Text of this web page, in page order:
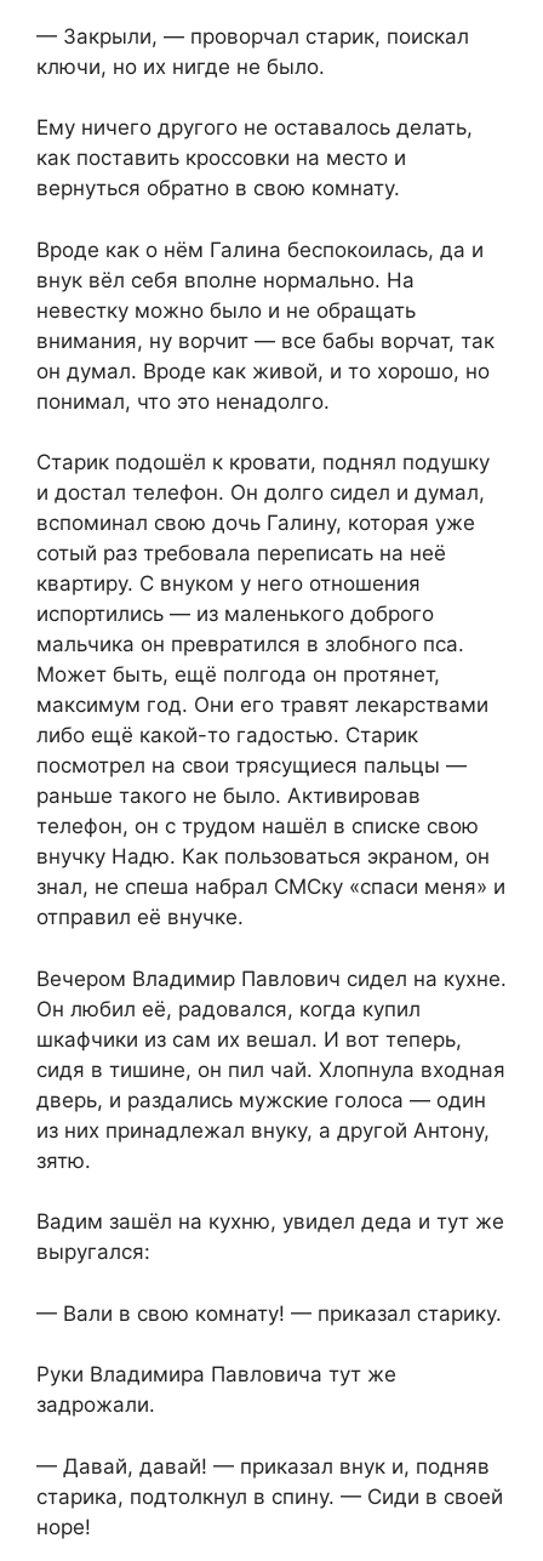
— Закрыли, — проворчал старик, поискал
ключи, но их нигде не было.
Ему ничего другого не оставалось делать,
как поставить кроссовки на место и
вернуться обратно в свою комнату.
Вроде как о нём Галина беспокоилась, да и
внук вёл себя вполне нормально. На
невестку можно было и не обращать
внимания, ну ворчит — все бабы ворчат, так
он думал. Вроде как живой, и то хорошо, но
понимал, что это ненадолго.
Старик подошёл к кровати, поднял подушку
и достал телефон. Он долго сидел и думал,
вспоминал свою дочь Галину, которая уже
сотый раз требовала переписать на неё
квартиру. С внуком у него отношения
испортились — из маленького доброго
мальчика он превратился в злобного пса.
Может быть, ещё полгода он протянет,
максимум год. Они его травят лекарствами
либо ещё какой-то гадостью. Старик
посмотрел на свои трясущиеся пальцы —
раньше такого не было. Активировав
телефон, он с трудом нашёл в списке свою
внучку Надю. Как пользоваться экраном, он
знал, не спеша набрал СМСку «спаси меня» и
отправил её внучке.
Вечером Владимир Павлович сидел на кухне.
Он любил её, радовался, когда купил
шкафчики из сам их вешал. И вот теперь,
сидя в тишине, он пил чай. Хлопнула входная
дверь, и раздались мужские голоса — один
из них принадлежал внуку, а другой Антону,
зятю.
Вадим зашёл на кухню, увидел деда и тут же
выругался:
— Вали в свою комнату! — приказал старику.
Руки Владимира Павловича тут же
задрожали.
— Давай, давай! — приказал внук и, подняв
старика, подтолкнул в спину. — Сиди в своей
норе!